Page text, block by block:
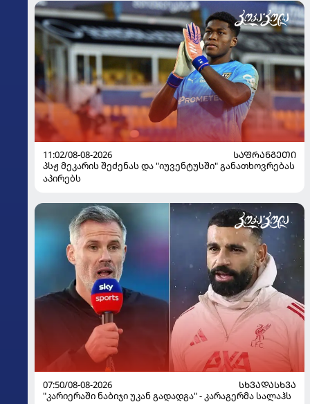
11:02/08-08-2026
ᲡᲐᲤᲠᲐᲜᲒᲔᲗᲘ
პსჟ მეკარის შეძენას და "იუვენტუსში" განათხოვრებას
აპირებს
07:50/08-08-2026
ᲡᲮᲕᲐᲓᲐᲡᲮᲕᲐ
"კარიერაში ნაბიჯი უკან გადადგა" - კარაგერმა სალაჰს